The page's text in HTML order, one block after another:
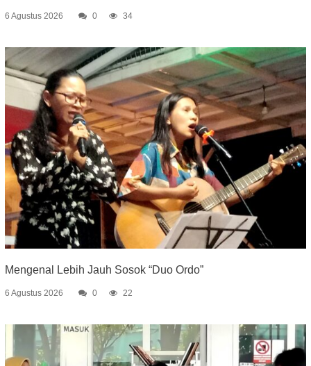
6 Agustus 2026 0 34
Mengenal Lebih Jauh Sosok “Duo Ordo”
6 Agustus 2026 0 22